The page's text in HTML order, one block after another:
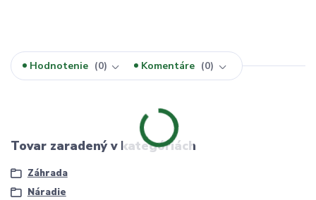
Hodnotenie 0 Komentáre 0
Tovar zaradený v kategóriách
Záhrada
Náradie